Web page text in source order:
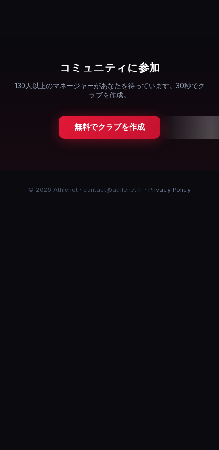
コミュニティに参加
130人以上のマネージャーがあなたを待っています。30秒でク
ラブを作成。
無料でクラブを作成
© 2026 Athlenet · contact@athlenet.fr · Privacy Policy